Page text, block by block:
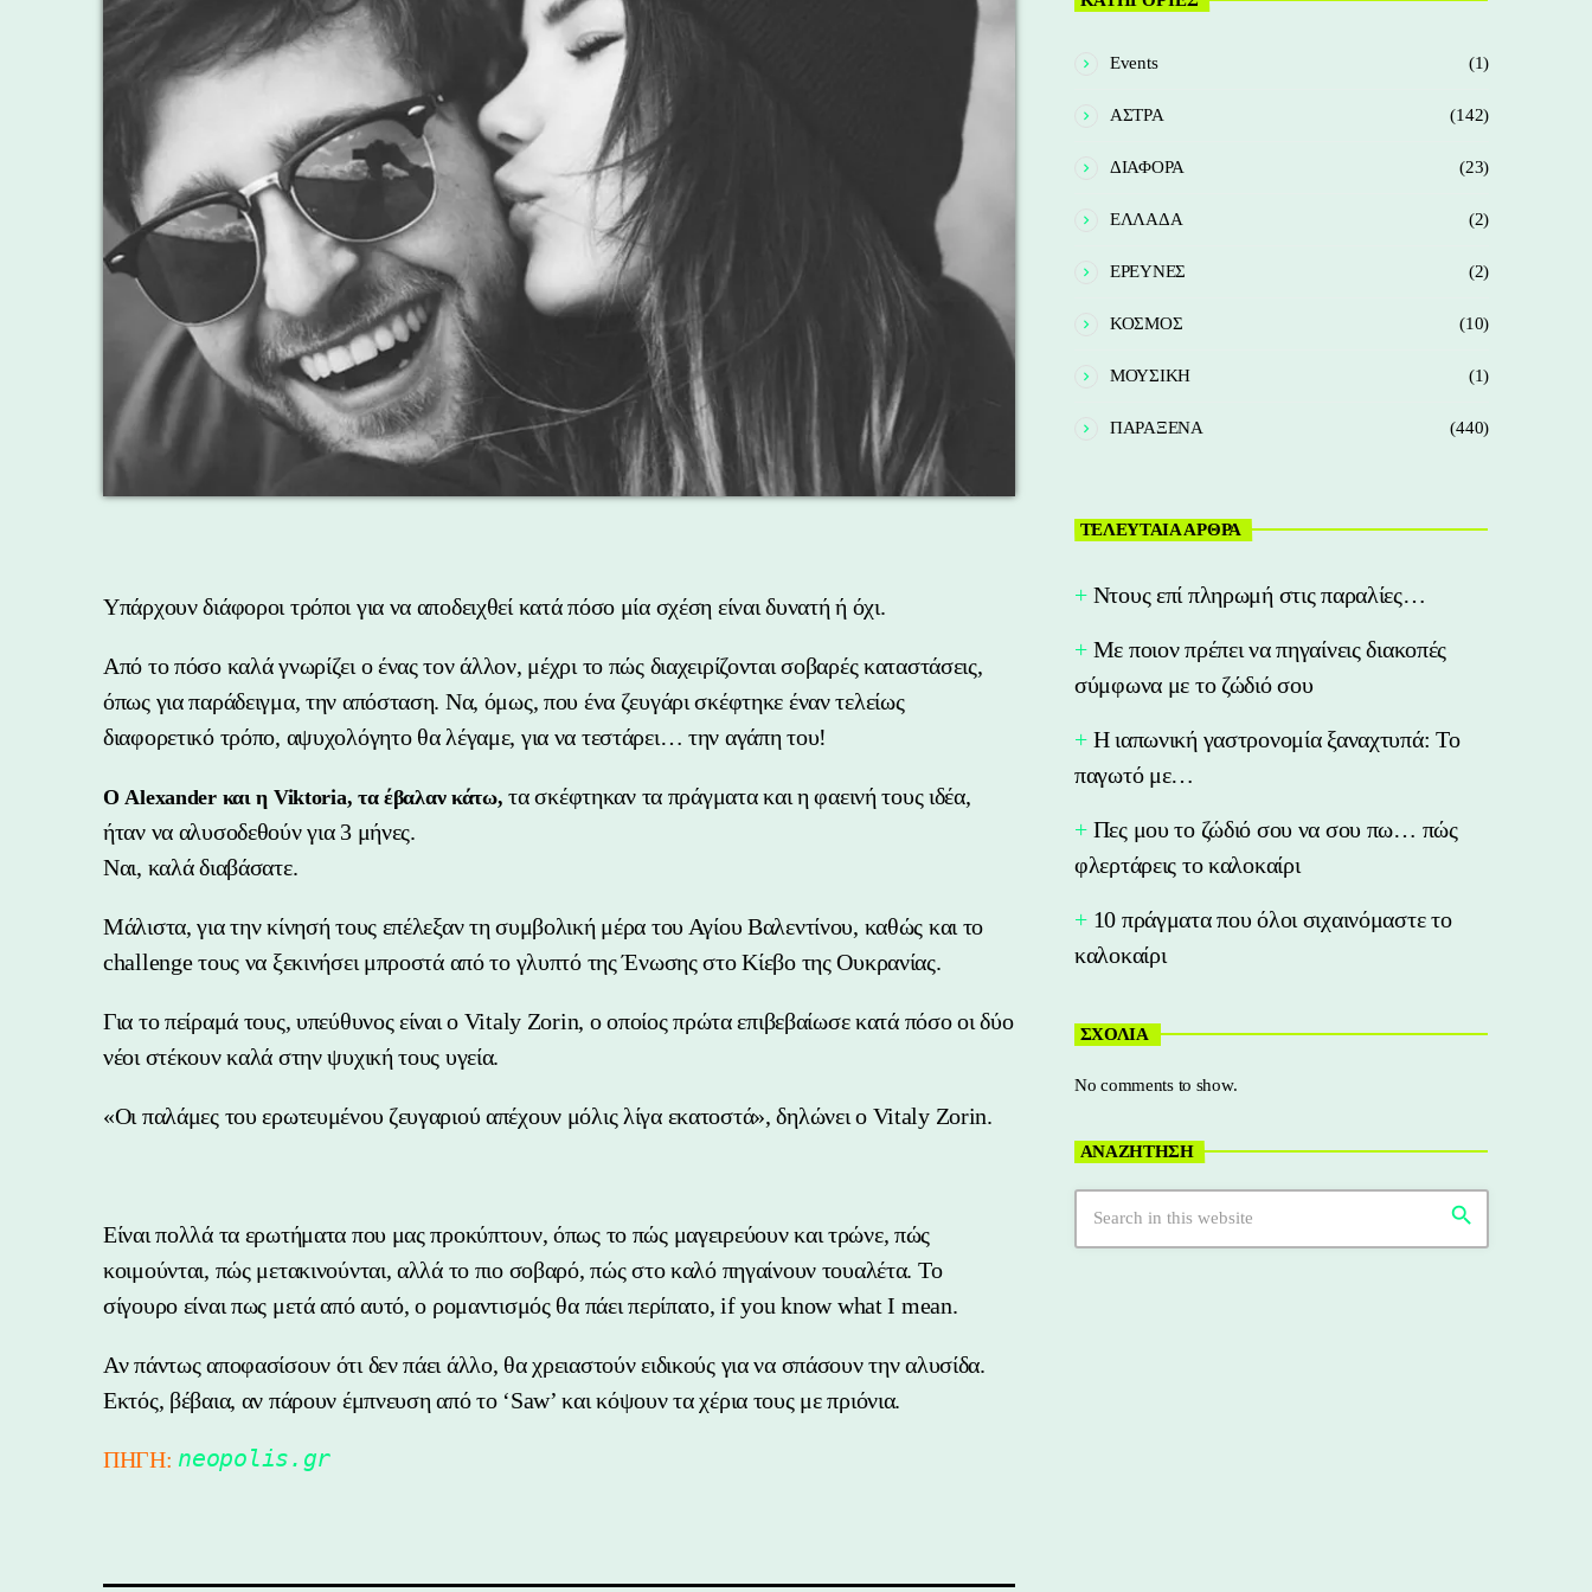
Υπάρχουν διάφοροι τρόποι για να αποδειχθεί κατά πόσο μία σχέση είναι δυνατή ή όχι.
Από το πόσο καλά γνωρίζει ο ένας τον άλλον, μέχρι το πώς διαχειρίζονται σοβαρές καταστάσεις,
όπως για παράδειγμα, την απόσταση. Να, όμως, που ένα ζευγάρι σκέφτηκε έναν τελείως
διαφορετικό τρόπο, αψυχολόγητο θα λέγαμε, για να τεστάρει… την αγάπη του!
Ο Alexander και η Viktoria, τα έβαλαν κάτω,τα σκέφτηκαν τα πράγματα και η φαεινή τους ιδέα,
ήταν να αλυσοδεθούν για 3 μήνες.
Ναι, καλά διαβάσατε.
Μάλιστα, για την κίνησή τους επέλεξαν τη συμβολική μέρα του Αγίου Βαλεντίνου, καθώς και το
challenge τους να ξεκινήσει μπροστά από το γλυπτό της Ένωσης στο Κίεβο της Ουκρανίας.
Για το πείραμά τους, υπεύθυνος είναι ο Vitaly Zorin, ο οποίος πρώτα επιβεβαίωσε κατά πόσο οι δύο
νέοι στέκουν καλά στην ψυχική τους υγεία.
«Οι παλάμες του ερωτευμένου ζευγαριού απέχουν μόλις λίγα εκατοστά», δηλώνει ο Vitaly Zorin.
Είναι πολλά τα ερωτήματα που μας προκύπτουν, όπως το πώς μαγειρεύουν και τρώνε, πώς
κοιμούνται, πώς μετακινούνται, αλλά το πιο σοβαρό, πώς στο καλό πηγαίνουν τουαλέτα. Το
σίγουρο είναι πως μετά από αυτό, ο ρομαντισμός θα πάει περίπατο, if you know what I mean.
Αν πάντως αποφασίσουν ότι δεν πάει άλλο, θα χρειαστούν ειδικούς για να σπάσουν την αλυσίδα.
Εκτός, βέβαια, αν πάρουν έμπνευση από το ‘Saw’ και κόψουν τα χέρια τους με πριόνια.
ΠΗΓΗ: neopolis.gr
Events (1)
ΑΣΤΡΑ (142)
ΔΙΑΦΟΡΑ (23)
ΕΛΛΑΔΑ (2)
ΕΡΕΥΝΕΣ (2)
ΚΟΣΜΟΣ (10)
ΜΟΥΣΙΚΗ (1)
ΠΑΡΑΞΕΝΑ (440)
ΤΕΛΕΥΤΑΙΑ ΑΡΘΡΑ
Nτους επί πληρωμή στις παραλίες…
Με ποιον πρέπει να πηγαίνεις διακοπές
σύμφωνα με το ζώδιό σου
Η ιαπωνική γαστρονομία ξαναχτυπά: Το
παγωτό με…
Πες μου το ζώδιό σου να σου πω… πώς
φλερτάρεις το καλοκαίρι
10 πράγματα που όλοι σιχαινόμαστε το
καλοκαίρι
ΣΧΟΛΙΑ
No comments to show.
ΑΝΑΖΗΤΗΣΗ
search